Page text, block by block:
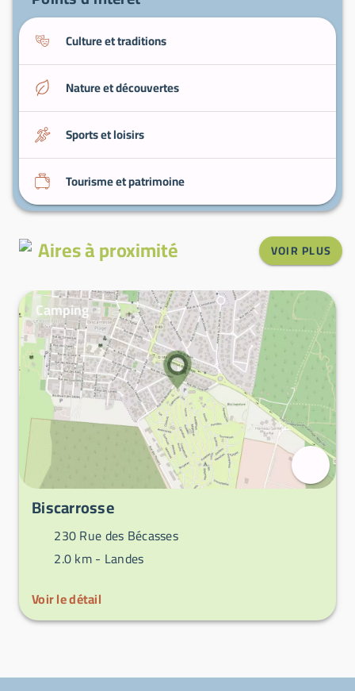
Culture et traditions
Nature et découvertes
Sports et loisirs
Tourisme et patrimoine
Aires à proximité VOIR PLUS
Camping
Biscarrosse
230 Rue des Bécasses
2.0 km - Landes
Voir le détail